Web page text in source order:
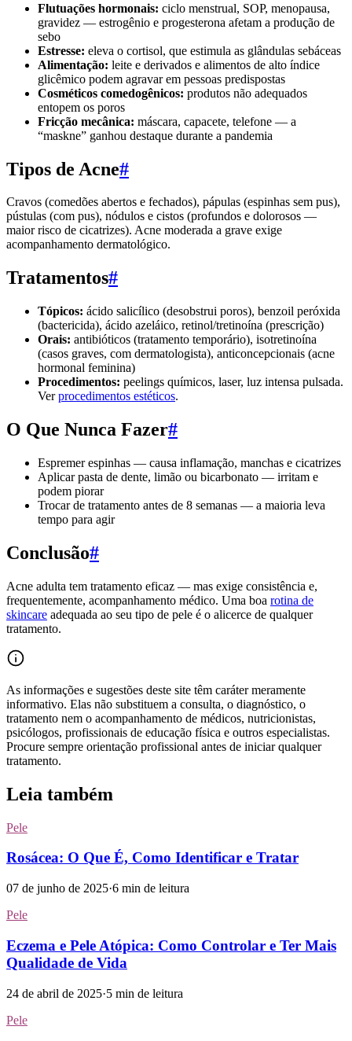
Flutuações hormonais: ciclo menstrual, SOP, menopausa,
gravidez — estrogênio e progesterona afetam a produção de
sebo
Estresse: eleva o cortisol, que estimula as glândulas sebáceas
Alimentação: leite e derivados e alimentos de alto índice
glicêmico podem agravar em pessoas predispostas
Cosméticos comedogênicos: produtos não adequados
entopem os poros
Fricção mecânica: máscara, capacete, telefone — a
“maskne” ganhou destaque durante a pandemia
Tipos de Acne#
Cravos (comedões abertos e fechados), pápulas (espinhas sem pus),
pústulas (com pus), nódulos e cistos (profundos e dolorosos —
maior risco de cicatrizes). Acne moderada a grave exige
acompanhamento dermatológico.
Tratamentos#
Tópicos: ácido salicílico (desobstrui poros), benzoil peróxida
(bactericida), ácido azeláico, retinol/tretinoína (prescrição)
Orais: antibióticos (tratamento temporário), isotretinoína
(casos graves, com dermatologista), anticoncepcionais (acne
hormonal feminina)
Procedimentos: peelings químicos, laser, luz intensa pulsada.
Verprocedimentos estéticos.
O Que Nunca Fazer#
Espremer espinhas — causa inflamação, manchas e cicatrizes
Aplicar pasta de dente, limão ou bicarbonato — irritam e
podem piorar
Trocar de tratamento antes de 8 semanas — a maioria leva
tempo para agir
Conclusão#
Acne adulta tem tratamento eficaz — mas exige consistência e,
frequentemente, acompanhamento médico. Uma boa rotina de
skincare adequada ao seu tipo de pele é o alicerce de qualquer
tratamento.
As informações e sugestões deste site têm caráter meramente
informativo. Elas não substituem a consulta, o diagnóstico, o
tratamento nem o acompanhamento de médicos, nutricionistas,
psicólogos, profissionais de educação física e outros especialistas.
Procure sempre orientação profissional antes de iniciar qualquer
tratamento.
Leia também
Pele
Rosácea: O Que É, Como Identificar e Tratar
07 de junho de 2025·6 min de leitura
Pele
Eczema e Pele Atópica: Como Controlar e Ter Mais
Qualidade de Vida
24 de abril de 2025·5 min de leitura
Pele